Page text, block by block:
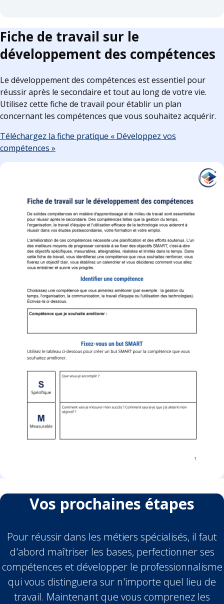
Fiche de travail sur le
développement des compétences
Le développement des compétences est essentiel pour
réussir après le secondaire et tout au long de votre vie.
Utilisez cette fiche de travail pour établir un plan
concernant les compétences que vous souhaitez acquérir.
Téléchargez la fiche pratique « Développez vos
compétences »
Vos prochaines étapes
Pour réussir dans les métiers spécialisés, il faut
d'abord maîtriser les bases, perfectionner ses
compétences et développer le professionnalisme
qui vous distinguera sur n'importe quel lieu de
travail. Maintenant que vous comprenez les